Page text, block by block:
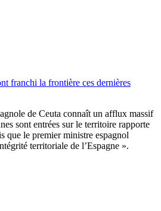
franchi la frontière ces dernières
de Ceuta connaît un afflux massif
sont entrées sur le territoire rapporte
que le premier ministre espagnol
territoriale de l’Espagne ».